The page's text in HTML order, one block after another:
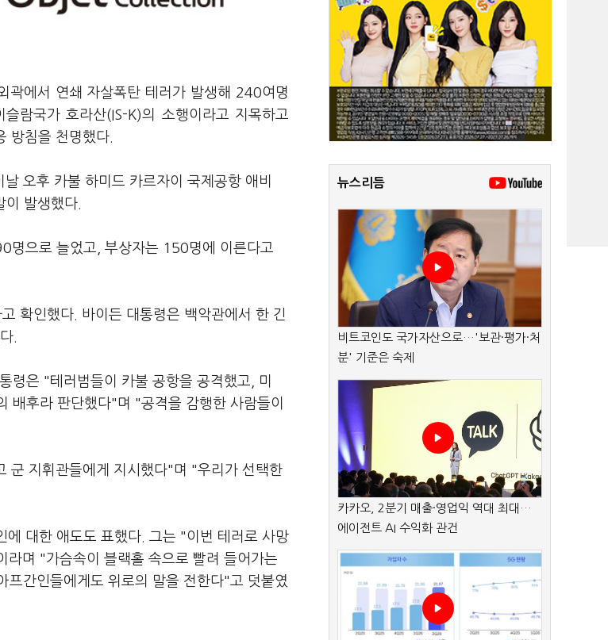
곽에서 연쇄 자살폭탄 테러가 발생해 240여명
람국가 호라산(IS-K)의 소행이라고 지목하고
방침을 천명했다.
오후 카불 하미드 카르자이 국제공항 애비
발생했다.
명으로 늘었고, 부상자는 150명에 이른다고
확인했다. 바이든 대통령은 백악관에서 한 긴
.
은 "테러범들이 카불 공항을 공격했고, 미
배후라 판단했다"며 "공격을 감행한 사람들이
군 지휘관들에게 지시했다"며 "우리가 선택한
에 대한 애도도 표했다. 그는 "이번 테러로 사망
며 "가슴속이 블랙홀 속으로 빨려 들어가는
간인들에게도 위로의 말을 전한다"고 덧붙였
뉴스리듬
비트코인도 국가자산으로…'보관·평가·처
분' 기준은 숙제
카카오, 2분기 매출·영업익 역대 최대…
에이전트 AI 수익화 관건